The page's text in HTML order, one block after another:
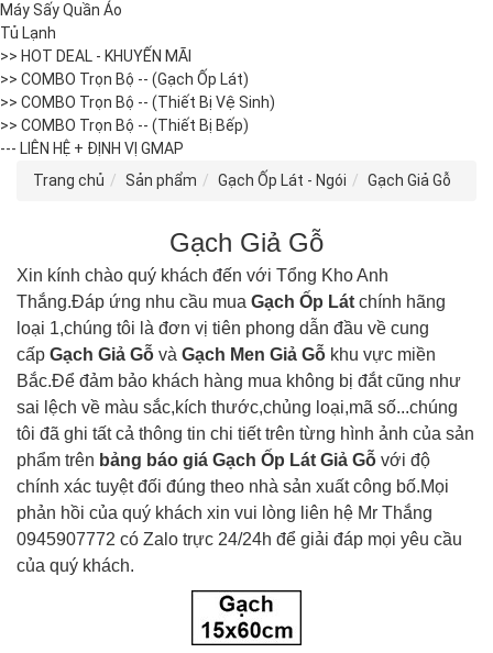
Máy Sấy Quần Áo
Tủ Lạnh
>> HOT DEAL - KHUYẾN MÃI
>> COMBO Trọn Bộ -- (Gạch Ốp Lát)
>> COMBO Trọn Bộ -- (Thiết Bị Vệ Sinh)
>> COMBO Trọn Bộ -- (Thiết Bị Bếp)
--- LIÊN HỆ + ĐỊNH VỊ GMAP
Trang chủ
Sản phẩm Gạch Ốp Lát - Ngói Gạch Giả Gỗ
Gạch Giả Gỗ
Xin kính chào quý khách đến với Tổng Kho Anh
Thắng.Đáp ứng nhu cầu mua Gạch Ốp Lát chính hãng
loại 1,chúng tôi là đơn vị tiên phong dẫn đầu về cung
cấp Gạch Giả Gỗ và Gạch Men Giả Gỗ khu vực miền
Bắc.Để đảm bảo khách hàng mua không bị đắt cũng như
sai lệch về màu sắc,kích thước,chủng loại,mã số...chúng
tôi đã ghi tất cả thông tin chi tiết trên từng hình ảnh của sản
phẩm trên bảng báo giá Gạch Ốp Lát Giả Gỗ với độ
chính xác tuyệt đối đúng theo nhà sản xuất công bố.Mọi
phản hồi của quý khách xin vui lòng liên hệ Mr Thắng
0945907772 có Zalo trực 24/24h để giải đáp mọi yêu cầu
của quý khách.